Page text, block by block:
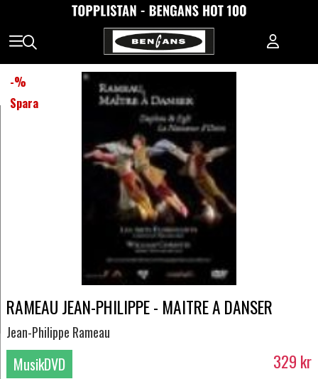
-%
Spara
RAMEAU JEAN-PHILIPPE - MAITRE A DANSER
Jean-Philippe Rameau
MusikDVD 329 kr